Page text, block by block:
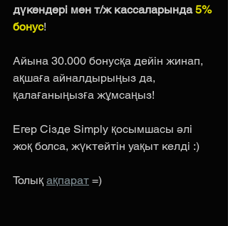
дүкендері мен т/ж кассаларында 5%
бонус!
Айына 30.000 бонусқа дейін жинап,
ақшаға айналдырыңыз да,
қалағаныңызға жұмсаңыз!
Егер Сізде Simply қосымшасы әлі
жоқ болса, жүктейтін уақыт келді :)
Толық ақпарат =)